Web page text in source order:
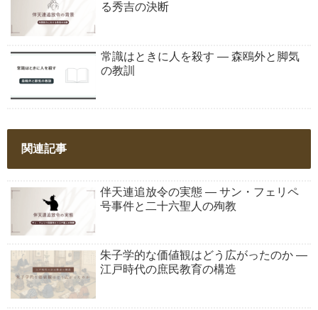
る秀吉の決断
常識はときに人を殺す ― 森鴎外と脚気
の教訓
関連記事
伴天連追放令の実態 ― サン・フェリペ
号事件と二十六聖人の殉教
朱子学的な価値観はどう広がったのか ―
江戸時代の庶民教育の構造